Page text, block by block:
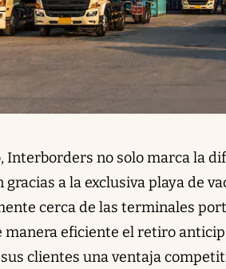
Interborders no solo marca la
gracias a la exclusiva playa de
cerca de las terminales
manera eficiente el retiro
clientes una ventaja